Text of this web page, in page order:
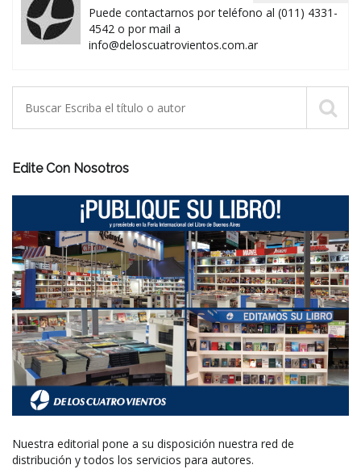
Puede contactarnos por teléfono al (011) 4331-
4542 o por mail a
info@deloscuatrovientos.com.ar
Edite Con Nosotros
Nuestra editorial pone a su disposición nuestra red de
distribución y todos los servicios para autores.